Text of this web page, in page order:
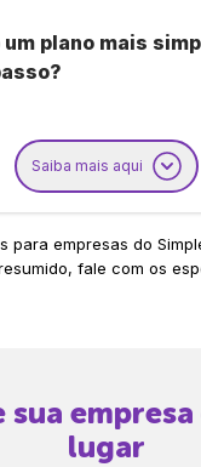
plano mais
Saiba mais aqui
para empresas do
fale com os
sua
lugar